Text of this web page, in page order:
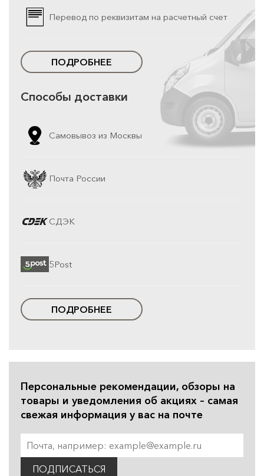
Перевод по реквизитам на расчетный счет
ПОДРОБНЕЕ
Способы доставки
Самовывоз из Москвы
Почта России
СДЭК
5Post
ПОДРОБНЕЕ
Персональные рекомендации, обзоры на
товары и уведомления об акциях – самая
свежая информация у вас на почте
ПОДПИСАТЬСЯ